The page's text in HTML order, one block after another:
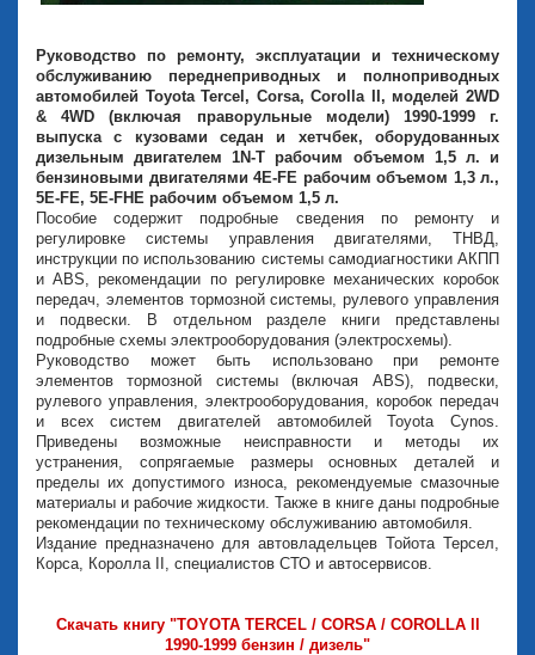
Руководство по ремонту, эксплуатации и техническому
обслуживанию переднеприводных и полноприводных
автомобилей Toyota Tercel, Corsa, Corolla II, моделей 2WD
& 4WD (включая праворульные модели) 1990-1999 г.
выпуска с кузовами седан и хетчбек, оборудованных
дизельным двигателем 1N-T рабочим объемом 1,5 л. и
бензиновыми двигателями 4E-FE рабочим объемом 1,3 л.,
5E-FE, 5E-FHE рабочим объемом 1,5 л.
Пособие содержит подробные сведения по ремонту и
регулировке системы управления двигателями, ТНВД,
инструкции по использованию системы самодиагностики АКПП
и ABS, рекомендации по регулировке механических коробок
передач, элементов тормозной системы, рулевого управления
и подвески. В отдельном разделе книги представлены
подробные схемы электрооборудования (электросхемы).
Руководство может быть использовано при ремонте
элементов тормозной системы (включая ABS), подвески,
рулевого управления, электрооборудования, коробок передач
и всех систем двигателей автомобилей Toyota Cynos.
Приведены возможные неисправности и методы их
устранения, сопрягаемые размеры основных деталей и
пределы их допустимого износа, рекомендуемые смазочные
материалы и рабочие жидкости. Также в книге даны подробные
рекомендации по техническому обслуживанию автомобиля.
Издание предназначено для автовладельцев Тойота Терсел,
Корса, Королла II, специалистов СТО и автосервисов.
Скачать книгу "TOYOTA TERCEL / CORSA / COROLLA ll
1990-1999 бензин / дизель"